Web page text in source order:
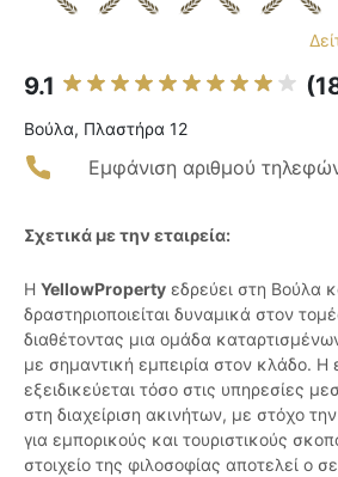
9.1
Βούλα, Πλαστήρα 12
Εμφάνιση αριθμού
Σχετικά με την εταιρεία:
Η YellowProperty εδρεύει στη Βούλα
δραστηριοποιείται δυναμικά στον
διαθέτοντας μια ομάδα
με σημαντική εμπειρία στον κλάδο. Η
εξειδικεύεται τόσο στις υπηρεσίες
στη διαχείριση ακινήτων, με στόχο
για εμπορικούς και τουριστικούς
στοιχείο της φιλοσοφίας αποτελεί ο